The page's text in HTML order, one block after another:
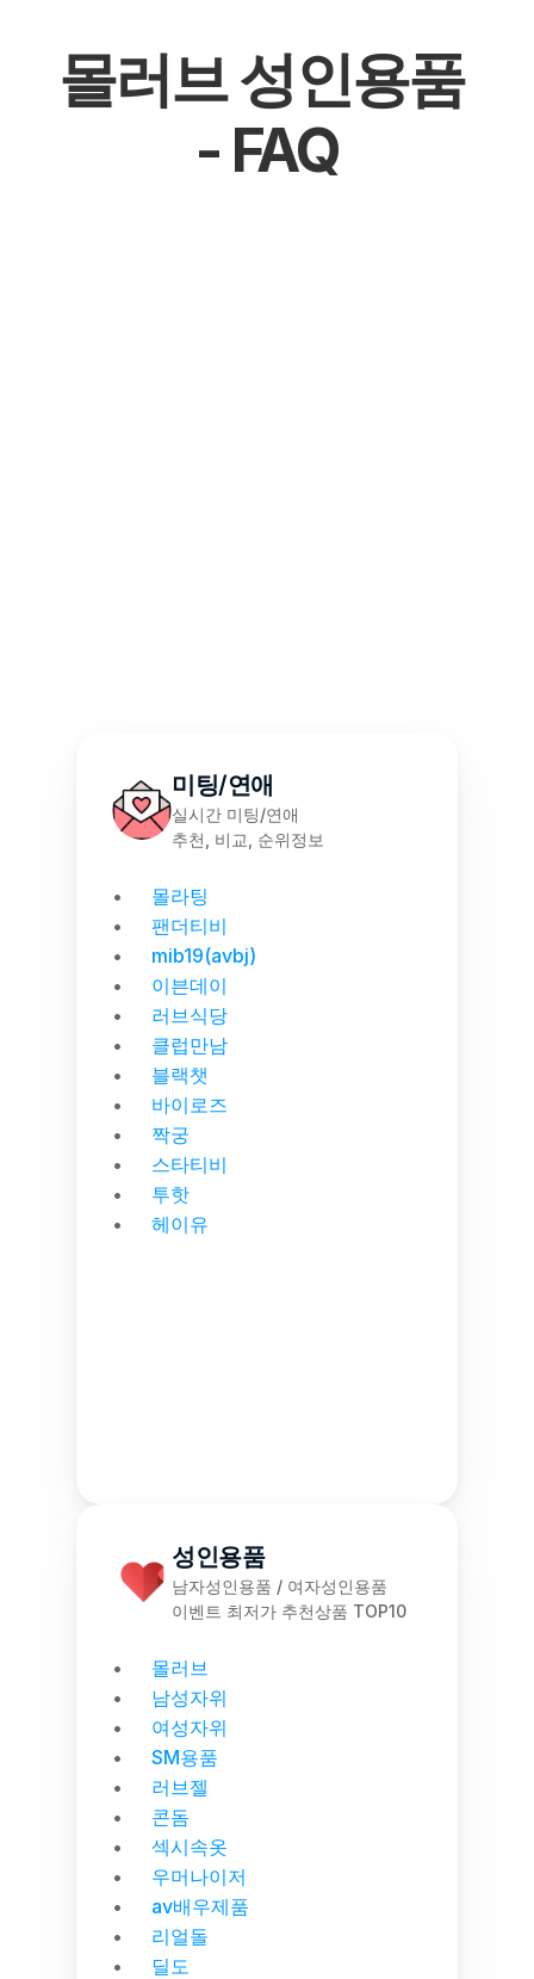
몰러브 성인용품
- FAQ
미팅/연애
실시간 미팅/연애
추천, 비교, 순위정보
몰라팅
팬더티비
mib19(avbj)
이븐데이
러브식당
클럽만남
블랙챗
바이로즈
짝궁
스타티비
투핫
헤이유
성인용품
남자성인용품 / 여자성인용품
이벤트 최저가 추천상품 TOP10
몰러브
남성자위
여성자위
SM용품
러브젤
콘돔
섹시속옷
우머나이저
av배우제품
리얼돌
딜도